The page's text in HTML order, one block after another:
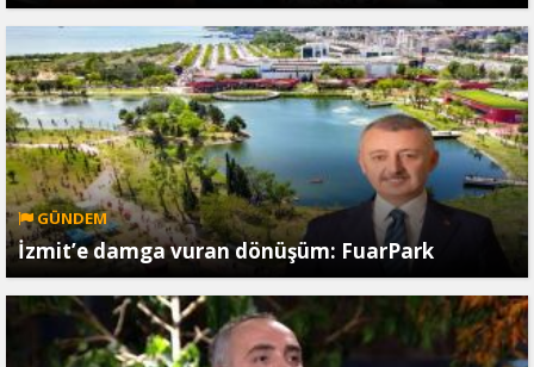
GÜNDEM
İzmit’e damga vuran dönüşüm: FuarPark